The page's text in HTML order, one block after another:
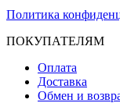
Политика
ПОКУПАТЕЛЯМ
Оплата
Доставка
Обмен и